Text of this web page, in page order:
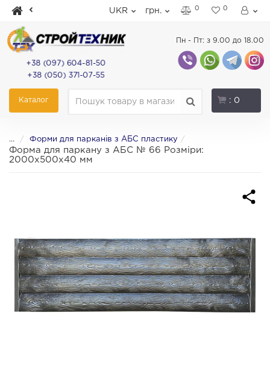
UKR грн. 0 0
+38 (097) 604-81-50
+38 (050) 371-07-55
Пн - Пт: з 9.00 до 18.00
Каталог : 0
... Форми для парканів з АБС пластику
Форма для паркану з АБС № 66 Розміри:
2000х500х40 мм